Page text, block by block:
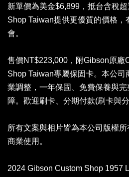
新單價為美金$6,899，抵台含稅
Shop Taiwan提供更優質的價格，
會。
售價NT$223,000，附Gibson原廠
Shop Taiwan專屬保固卡。本公
業調整，一年保固、免費保養與
障。歡迎刷卡、分期付款(刷卡與
所有文案與相片皆為本公司版權
商業使用。
2024 Gibson Custom Shop 1957